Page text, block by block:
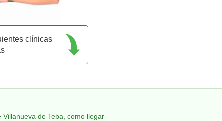
clínicas
de Teba, como llegar